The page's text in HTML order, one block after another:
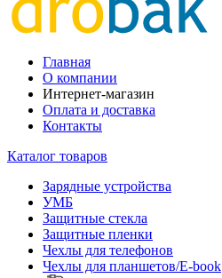
Главная
О компании
Интернет-магазин
Оплата и доставка
Контакты
Каталог товаров
Зарядные устройства
УМБ
Защитные стекла
Защитные пленки
Чехлы для телефонов
Чехлы для планшетов/E-book